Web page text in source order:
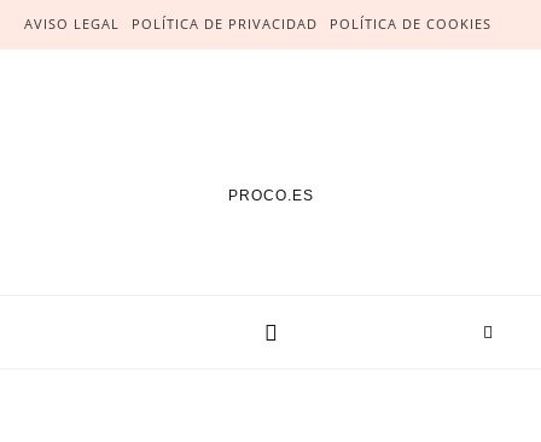
AVISO LEGAL POLÍTICA DE PRIVACIDAD POLÍTICA DE COOKIES
PROCO.ES